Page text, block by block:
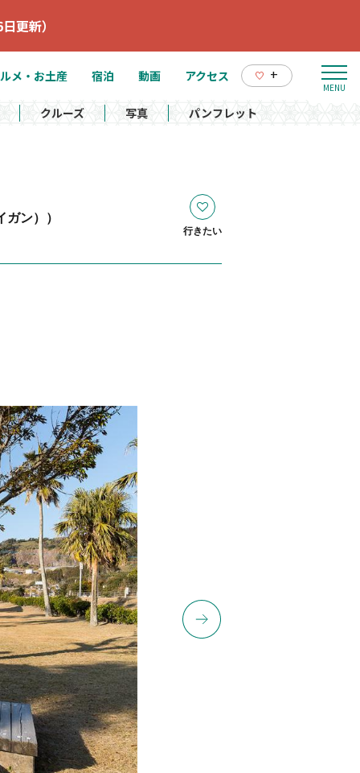
更新）
メ・お土産 宿泊 動画 アクセス +
クルーズ 写真 パンフレット
ン））
行きたい